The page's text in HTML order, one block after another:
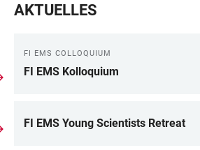
AKTUELLES
FI EMS COLLOQUIUM
FI EMS Kolloquium
FI EMS Young Scientists Retreat